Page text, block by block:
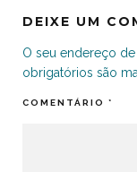
DEIXE UM
O seu endereço
obrigatórios são
COMENTÁRIO *